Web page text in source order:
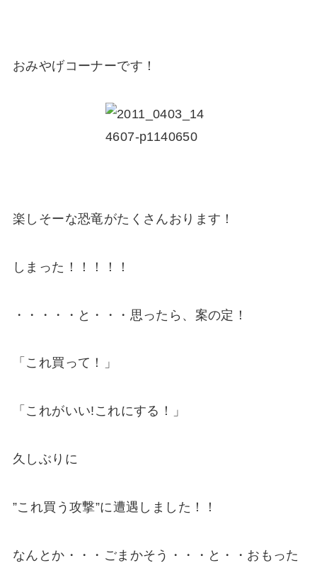
おみやげコーナーです！
楽しそーな恐竜がたくさんおります！
しまった！！！！！
・・・・・と・・・思ったら、案の定！
「これ買って！」
「これがいい!これにする！」
久しぶりに
”これ買う攻撃”に遭遇しました！！
なんとか・・・ごまかそう・・・と・・おもった